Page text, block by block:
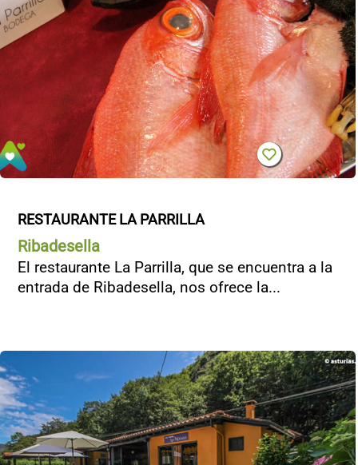
RESTAURANTE LA PARRILLA
Ribadesella
El restaurante La Parrilla, que se encuentra a la
entrada de Ribadesella, nos ofrece la...